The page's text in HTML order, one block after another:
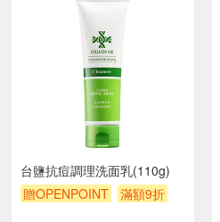
台鹽抗痘調理洗面乳(110g)
贈OPENPOINT
滿額9折